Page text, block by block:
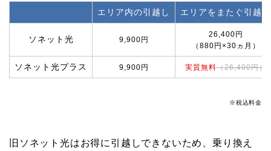
エリア内の引越し エリアをまたぐ引越し
ソネット光 9,900円
26,400円
（880円×30ヵ月）
ソネット光プラス 9,900円 実質無料（26,400円）
※税込料金
旧ソネット光はお得に引越しできないため、乗り換え